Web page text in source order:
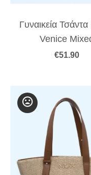
Γυναικεία
Venice
€51.90